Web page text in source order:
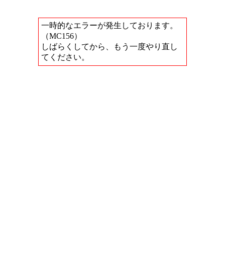
一時的なエラーが発生しております。
（MC156）
しばらくしてから、もう一度やり直し
てください。